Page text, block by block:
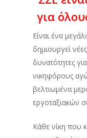
για
Είναι ένα
δημιουργεί
δυνατότητες
νικηφόρους
βελτιωμένα
εργοταξιακών
Κάθε νίκη που